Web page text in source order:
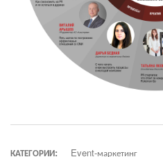
КАТЕГОРИИ:
Event-маркетинг